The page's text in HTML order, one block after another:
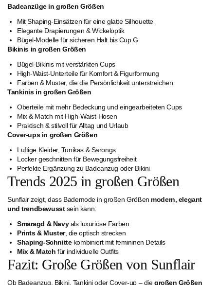
Badeanzüge in großen Größen
Mit Shaping-Einsätzen für eine glatte Silhouette
Elegante Drapierungen & Wickeloptik
Bügel-Modelle für sicheren Halt bis Cup G
Bikinis in großen Größen
Bügel-Bikinis mit verstärkten Cups
High-Waist-Unterteile für Komfort & Figurformung
Farben & Muster, die die Persönlichkeit unterstreichen
Tankinis in großen Größen
Oberteile mit mehr Bedeckung und eingearbeiteten Cups
Mix & Match mit High-Waist-Hosen
Praktisch & stilvoll für Alltag und Urlaub
Cover-ups in großen Größen
Luftige Kleider, Tunikas & Sarongs
Locker geschnitten für Bewegungsfreiheit
Perfekte Ergänzung zu Badeanzug oder Bikini
Trends 2025 in großen Größen
Sunflair zeigt, dass Bademode in großen Größen modern, elegant
und trendbewusstsein kann:
Smaragd & Navyals luxuriöse Farben
Prints & Muster, die optisch strecken
Shaping-Schnittekombiniert mit femininen Details
Mix & Match für individuelle Outfits
Fazit: Große Größen von Sunflair
Ob Badeanzug, Bikini, Tankini oder Cover-up – diegroßen Größen